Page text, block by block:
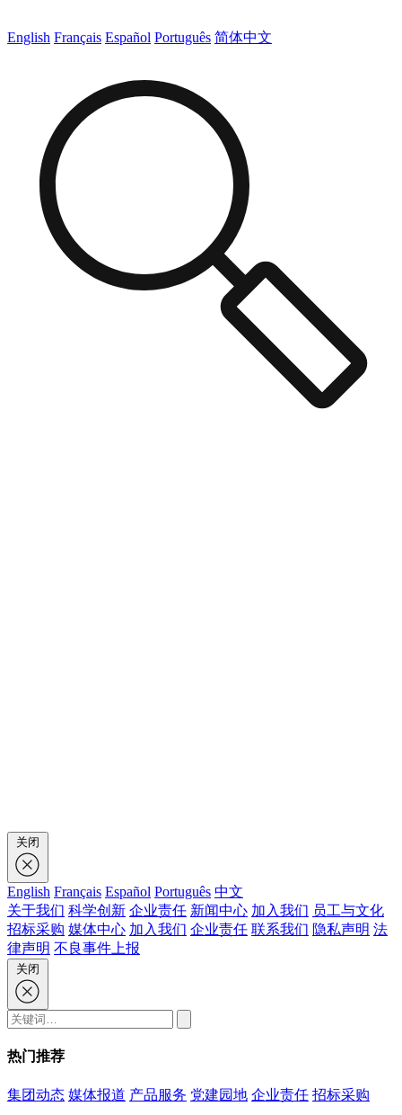
English Français Español Português 简体中文
English Français Español Português 中文
关于我们 科学创新 企业责任 新闻中心 加入我们 员工与文化
招标采购 媒体中心 加入我们 企业责任 联系我们 隐私声明 法
律声明 不良事件上报
热门推荐
集团动态 媒体报道 产品服务 党建园地 企业责任 招标采购